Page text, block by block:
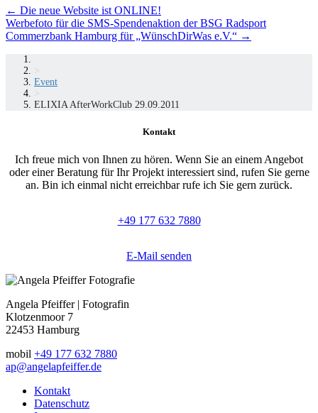
Beitragsnavigation
← Die neue Website ist ONLINE!
Werbefoto für die SMS-Spendenaktion der BSG Radsport
Commerzbank Hamburg für „WünschDirWas e.V.“ →
>
Event
>
ELIXIA AfterWorkClub 29.09.2011
Kontakt
Ich freue mich von Ihnen zu hören. Wenn Sie an einem Angebot
oder einer Beratung für Ihr Projekt interessiert sind, rufen Sie gerne
an. Bin ich einmal nicht erreichbar rufe ich Sie gern zurück.
+49 177 632 7880
E-Mail senden
Angela Pfeiffer | Fotografin
Klotzenmoor 7
22453 Hamburg
mobil +49 177 632 7880
ap@angelapfeiffer.de
Kontakt
Datenschutz